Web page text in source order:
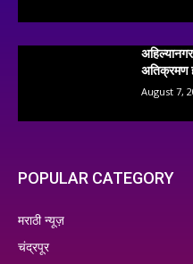
अतिक्रमण
August 7,
POPULAR CATEGORY
मराठी न्यूज़
चंद्रपूर